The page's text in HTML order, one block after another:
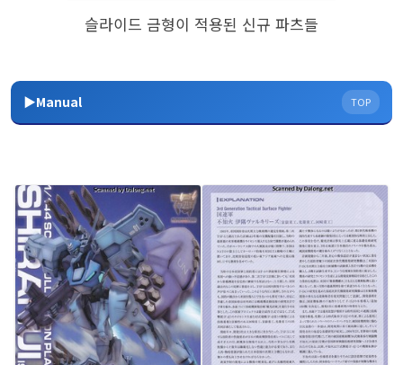
슬라이드 금형이 적용된 신규 파츠들
▶Manual TOP